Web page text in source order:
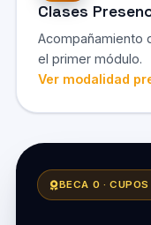
Clases
Acompañamiento
el primer módulo.
Ver modalidad
BECA 0 ·